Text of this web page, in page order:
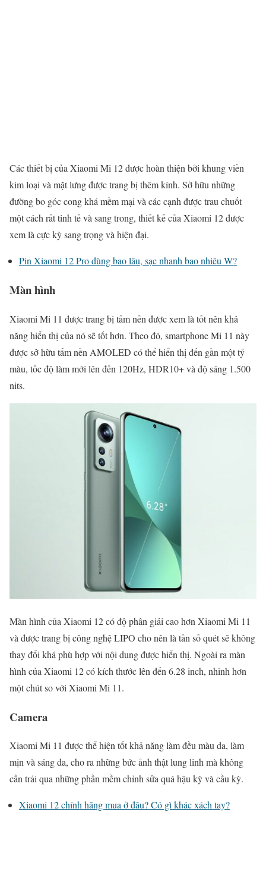
Các thiết bị của Xiaomi Mi 12 được hoàn thiện bởi khung viền
kim loại và mặt lưng được trang bị thêm kính. Sở hữu những
đường bo góc cong khá mềm mại và các cạnh được trau chuốt
một cách rất tinh tế và sang trong, thiết kế của Xiaomi 12 được
xem là cực kỳ sang trọng và hiện đại.
Pin Xiaomi 12 Pro dùng bao lâu, sạc nhanh bao nhiêu W?
Màn hình
Xiaomi Mi 11 được trang bị tấm nền được xem là tốt nên khả
năng hiển thị của nó sẽ tốt hơn. Theo đó, smartphone Mi 11 này
được sở hữu tấm nền AMOLED có thể hiển thị đến gần một tỷ
màu, tốc độ làm mới lên đến 120Hz, HDR10+ và độ sáng 1.500
nits.
Màn hình của Xiaomi 12 có độ phân giải cao hơn Xiaomi Mi 11
và được trang bị công nghệ LIPO cho nên là tần số quét sẽ không
thay đổi khá phù hợp với nội dung được hiển thị. Ngoài ra màn
hình của Xiaomi 12 có kích thước lên đến 6.28 inch, nhỉnh hơn
một chút so với Xiaomi Mi 11.
Camera
Xiaomi Mi 11 được thể hiện tốt khả năng làm đều màu da, làm
mịn và sáng da, cho ra những bức ảnh thật lung linh mà không
cần trải qua những phần mềm chỉnh sửa quá hậu kỳ và cầu kỳ.
Xiaomi 12 chính hãng mua ở đâu? Có gì khác xách tay?